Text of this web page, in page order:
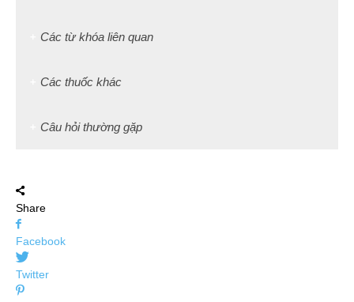
Các từ khóa liên quan
Các thuốc khác
Câu hỏi thường gặp
Share
Facebook
Twitter